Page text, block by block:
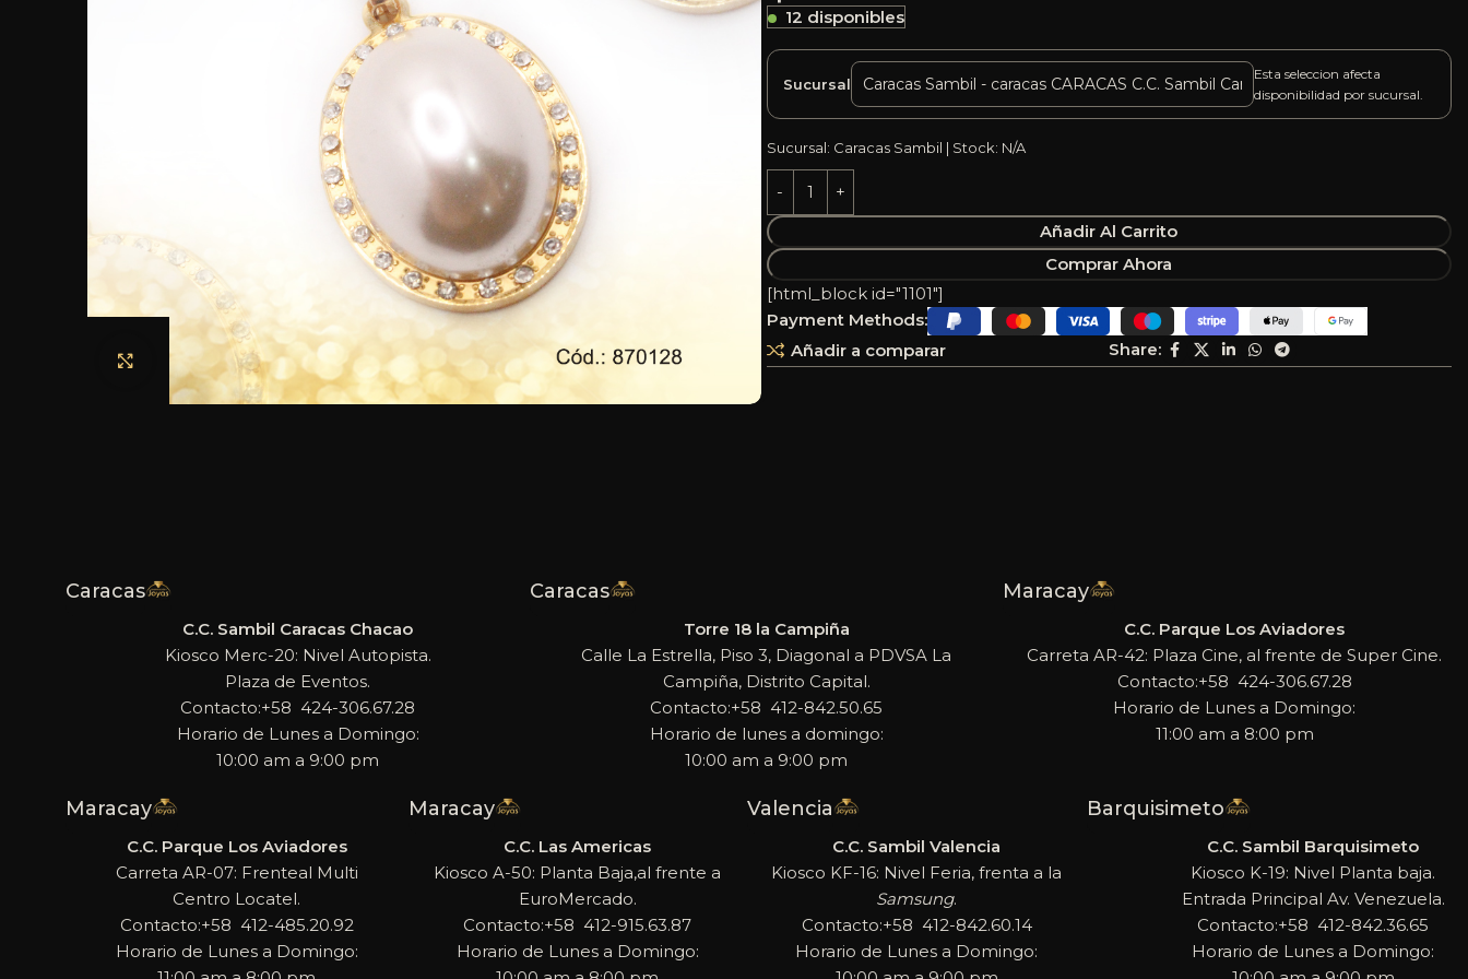
Haga clic para ampliar
12 disponibles
Sucursal
Esta seleccion afecta
disponibilidad por sucursal.
Sucursal: Caracas Sambil | Stock: N/A
Añadir Al Carrito
Comprar Ahora
Añadir a comparar Share:
[html_block id="1101"]
Payment Methods:
Caracas
C.C. Sambil Caracas Chacao
Kiosco Merc-20: Nivel Autopista.
Plaza de Eventos.
Contacto:+58 424-306.67.28
Horario de Lunes a Domingo:
10:00 am a 9:00 pm
Caracas
Torre 18 la Campiña
Calle La Estrella, Piso 3, Diagonal a PDVSA La
Campiña, Distrito Capital.
Contacto:+58 412-842.50.65
Horario de lunes a domingo:
10:00 am a 9:00 pm
Maracay
C.C. Parque Los Aviadores
Carreta AR-42: Plaza Cine, al frente de Super Cine.
Contacto:+58 424-306.67.28
Horario de Lunes a Domingo:
11:00 am a 8:00 pm
Maracay
C.C. Parque Los Aviadores
Carreta AR-07: Frenteal Multi
Centro Locatel.
Contacto:+58 412-485.20.92
Horario de Lunes a Domingo:
Maracay
C.C. Las Americas
Kiosco A-50: Planta Baja,al frente a
EuroMercado.
Contacto:+58 412-915.63.87
Horario de Lunes a Domingo:
Valencia
C.C. Sambil Valencia
Kiosco KF-16: Nivel Feria, frenta a la
Samsung.
Contacto:+58 412-842.60.14
Horario de Lunes a Domingo:
Barquisimeto
C.C. Sambil Barquisimeto
Kiosco K-19: Nivel Planta baja.
Entrada Principal Av. Venezuela.
Contacto:+58 412-842.36.65
Horario de Lunes a Domingo: